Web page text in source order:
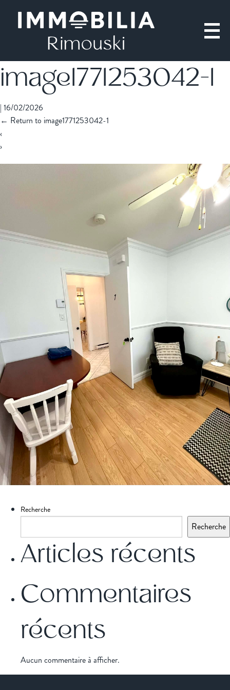
image1771253042-1
| 16/02/2026
← Return to image1771253042-1
‹
›
Recherche
Recherche
Articles récents
Commentaires
récents
Aucun commentaire à afficher.